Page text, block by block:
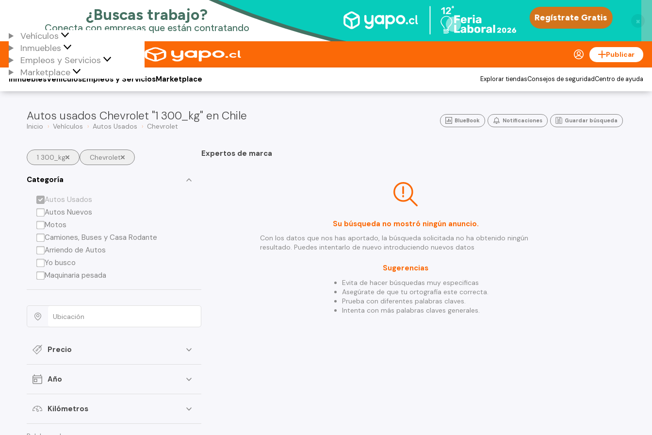
×
Vehículos
Inmuebles
Empleos y Servicios
Marketplace
Publicar
Vehículos
Inmuebles Empleos y ServiciosMarketplace Explorar tiendasConsejos de seguridadCentro de ayuda
Autos usados Chevrolet "1 300_kg" en Chile
Inicio Vehículos Autos Usados Chevrolet
BlueBook Notificaciones Guardar búsqueda
1 300_kg Chevrolet
Categoría
Autos Usados
Autos Nuevos
Motos
Camiones, Buses y Casa Rodante
Arriendo de Autos
Yo busco
Maquinaria pesada
Precio
Año
Kilómetros
Expertos de marca
Su búsqueda no mostró ningún anuncio.
Con los datos que nos has aportado, la búsqueda solicitada no ha obtenido ningún
resultado. Puedes intentarlo de nuevo introduciendo nuevos datos
Sugerencias
Evita de hacer búsquedas muy especificas
Asegúrate de que tu ortografía este correcta.
Prueba con diferentes palabras claves.
Intenta con más palabras claves generales.